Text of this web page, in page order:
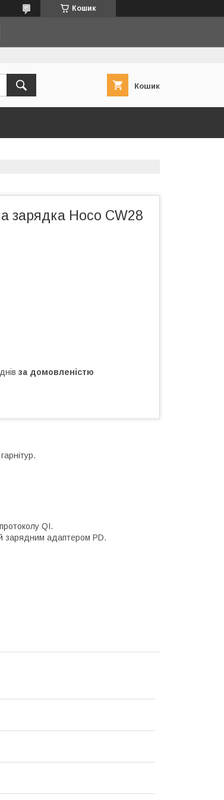
Кошик
Кошик
зарядка Hoco CW28
за домовленістю
QI.
зарядним адаптером PD.